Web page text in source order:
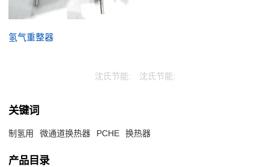
氢气重整器
沈氏节能: 沈氏节能:
关键词
制氢用 微通道换热器 PCHE 换热器
产品目录